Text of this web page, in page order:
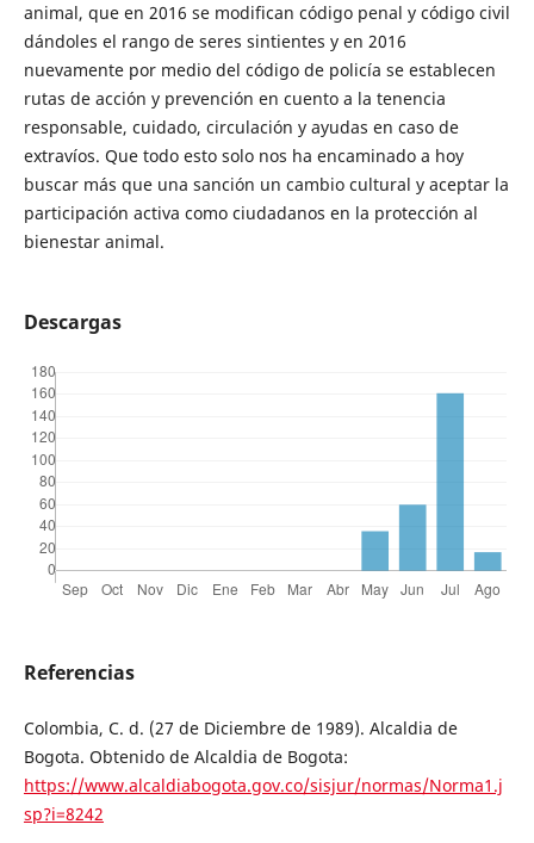
animal, que en 2016 se modifican código penal y código civil
dándoles el rango de seres sintientes y en 2016
nuevamente por medio del código de policía se establecen
rutas de acción y prevención en cuento a la tenencia
responsable, cuidado, circulación y ayudas en caso de
extravíos. Que todo esto solo nos ha encaminado a hoy
buscar más que una sanción un cambio cultural y aceptar la
participación activa como ciudadanos en la protección al
bienestar animal.
Descargas
Referencias
Colombia, C. d. (27 de Diciembre de 1989). Alcaldia de
Bogota. Obtenido de Alcaldia de Bogota:
https://www.alcaldiabogota.gov.co/sisjur/normas/Norma1.j
sp?i=8242